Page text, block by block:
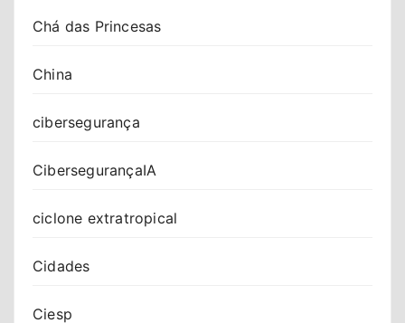
Chá das Princesas
China
cibersegurança
CibersegurançaIA
ciclone extratropical
Cidades
Ciesp